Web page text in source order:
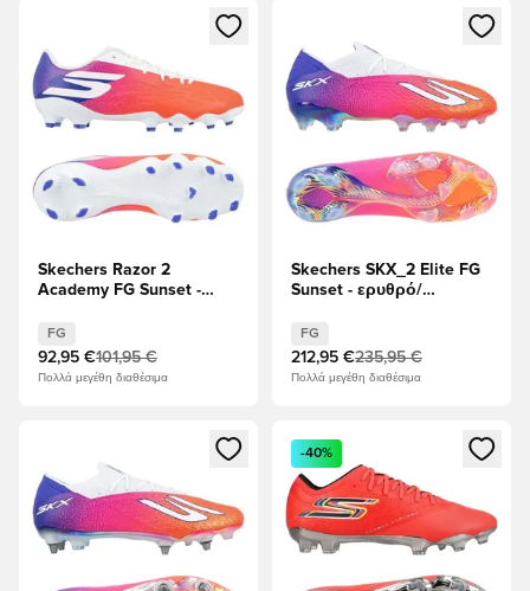
Ανοίγει ένα Modal για να συνδεθείτε ή να εγγραφείτε ως
Skechers Razor 2
Academy FG Sunset -
λυπημένος
FG
92,95 €101,95 €
Πολλά μεγέθη διαθέσιμα
Ανοίγει ένα Modal για να
Skechers SKX_2 Elite FG
Sunset - ερυθρό/
FG
212,95 €235,95 €
Πολλά μεγέθη διαθέσιμα
Ανοίγει ένα Modal για να συνδεθείτε ή να εγγραφείτε ως
Ανοίγει ένα Modal για να
-40%